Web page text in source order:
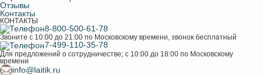
Отзывы
Контакты
КОНТАКТЫ
8-800-500-61-78
Звоните с 10:00 до 21:00 по Московскому времени, звонок бесплатный
7-499-110-35-78
Для предложений о сотрудничестве; с 10:00 до 18:00 по Московскому
времени
info@laitik.ru